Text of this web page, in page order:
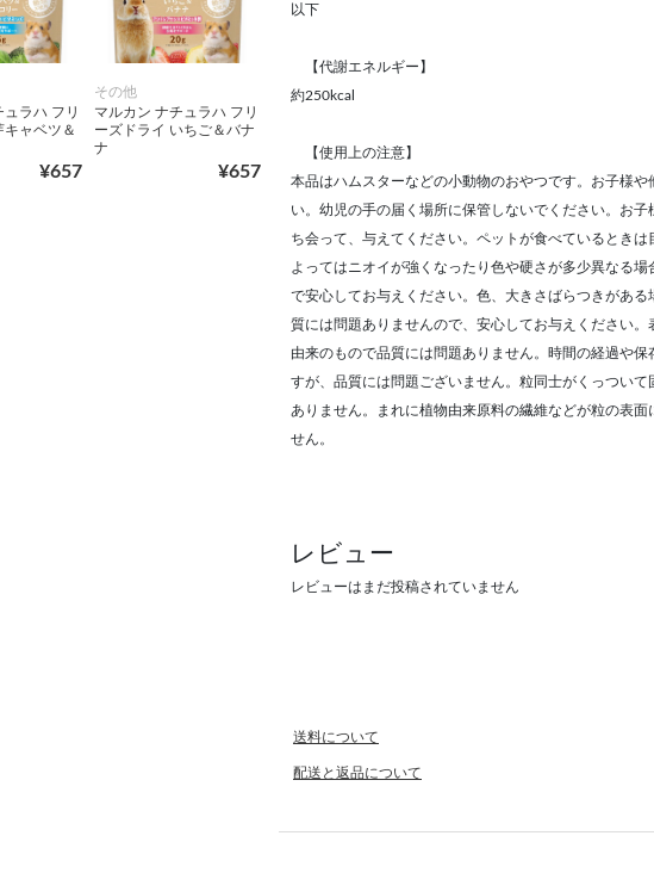
ラハ フリ
キャベツ＆
¥657
その他
マルカン ナチュラハ フリ
ーズドライ いちご＆バナ
ナ
¥657
以下
【代謝エネルギー】
約250kcal
【使用上の注意】
本品はハムスターなどの小動物のおやつです。お子様
い。幼児の手の届く場所に保管しないでください。お
ち会って、与えてください。ペットが食べているとき
よってはニオイが強くなったり色や硬さが多少異なる
で安心してお与えください。色、大きさばらつきがあ
質には問題ありませんので、安心してお与えください
由来のもので品質には問題ありません。時間の経過や
すが、品質には問題ございません。粒同士がくっつい
ありません。まれに植物由来原料の繊維などが粒の表
せん。
レビュー
レビューはまだ投稿されていません
送料について
配送と返品について